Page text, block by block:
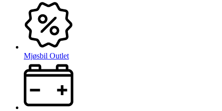
Mjøsbil Outlet